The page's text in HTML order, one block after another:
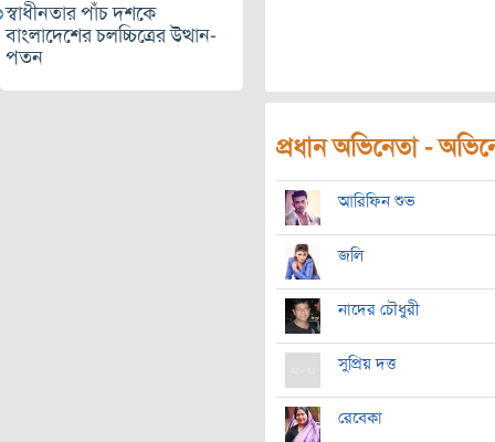
স্বাধীনতার পাঁচ দশকে
বাংলাদেশের চলচ্চিত্রের উত্থান-
পতন
প্রধান অভিনেতা -
আরিফিন শুভ
জলি
নাদের চৌধুরী
সুপ্রিয় দত্ত
রেবেকা